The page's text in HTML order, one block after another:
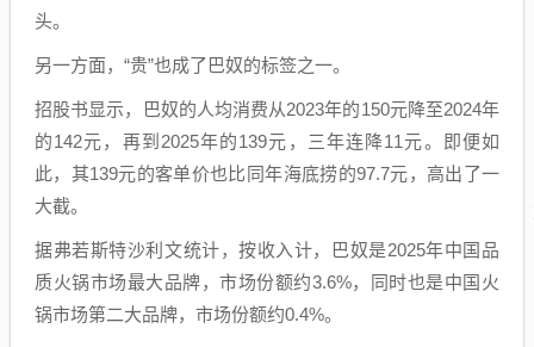
头。
另一方面，“贵”也成了巴奴的标签之一。
招股书显示，巴奴的人均消费从2023年的150元降至2024年
的142元，再到2025年的139元，三年连降11元。即便如
此，其139元的客单价也比同年海底捞的97.7元，高出了一
大截。
据弗若斯特沙利文统计，按收入计，巴奴是2025年中国品
质火锅市场最大品牌，市场份额约3.6%，同时也是中国火
锅市场第二大品牌，市场份额约0.4%。